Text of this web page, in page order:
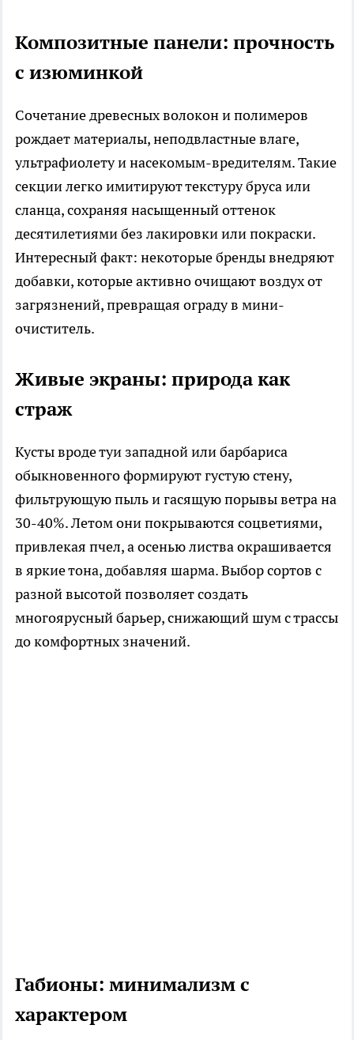
Композитные панели: прочность
с изюминкой
Сочетание древесных волокон и полимеров
рождает материалы, неподвластные влаге,
ультрафиолету и насекомым-вредителям. Такие
секции легко имитируют текстуру бруса или
сланца, сохраняя насыщенный оттенок
десятилетиями без лакировки или покраски.
Интересный факт: некоторые бренды внедряют
добавки, которые активно очищают воздух от
загрязнений, превращая ограду в мини-
очиститель.​
Живые экраны: природа как
страж
Кусты вроде туи западной или барбариса
обыкновенного формируют густую стену,
фильтрующую пыль и гасящую порывы ветра на
30-40%. Летом они покрываются соцветиями,
привлекая пчел, а осенью листва окрашивается
в яркие тона, добавляя шарма. Выбор сортов с
разной высотой позволяет создать
многоярусный барьер, снижающий шум с трассы
до комфортных значений.​
Габионы: минимализм с
характером